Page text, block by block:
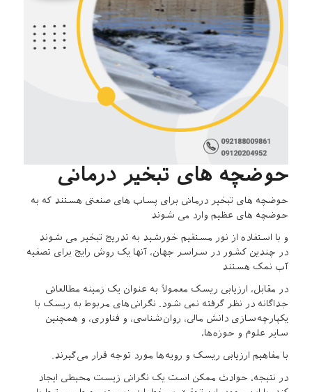
حوضچه های تبخیر درمانی
حوضچه های تبخیر درمانی برای پساب های صنعتی هستند که به
حوضچه های عظیم وارد می شوند
و با استفاده از نور مستقیم خورشید به تدریج تبخیر می شوند
در چندین کشور در سراسر جهان، آنها یک روش رایج برای تصفیه
آب نمک هستند
در مقابل، ارزیابی ریسک معمولاً به عنوان یک زمینه مطالعاتی
جداگانه در نظر گرفته نمی شود. نگرانی‌های مربوط به ریسک با
یکپارچه‌سازی دانش مالی، روان‌شناسی، و فناوری، و همچنین
سایر علوم و حوزه‌ها،
با مفاهیم ارزیابی ریسک و رویه‌ها مورد توجه قرار می‌گیرند.
در نتیجه، حوادث ممکن است یک نگرانی زیست محیطی ایجاد